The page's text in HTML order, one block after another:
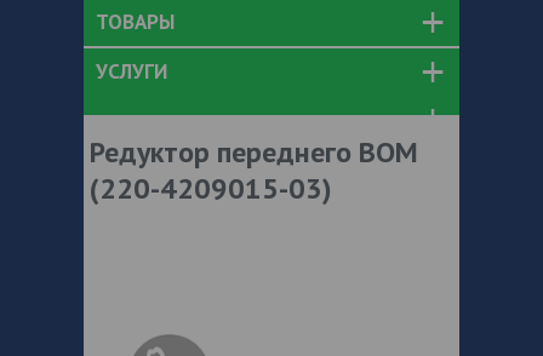
ТОВАРЫ
УСЛУГИ
Редуктор переднего ВОМ
(220-4209015-03)